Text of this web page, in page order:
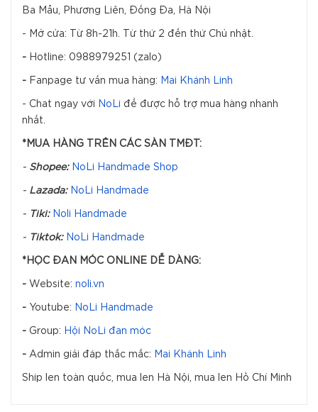
Ba Mẫu, Phương Liên, Đống Đa, Hà Nội
- Mở cửa: Từ 8h-21h. Từ thứ 2 đến thứ Chủ nhật.
- Hotline: 0988979251 (zalo)
- Fanpage tư vấn mua hàng: Mai Khánh Linh
- Chat ngay với NoLi
để được hỗ trợ mua hàng nhanh
nhất.
*MUA HÀNG TRÊN CÁC SÀN TMĐT:
- Shopee: NoLi Handmade Shop
- Lazada: NoLi Handmade
- Tiki: Noli Handmade
- Tiktok: NoLi Handmade
*HỌC ĐAN MÓC ONLINE DỄ DÀNG:
- Website: noli.vn
- Youtube: NoLi Handmade
- Group: Hội NoLi đan móc
- Admin giải đáp thắc mắc: Mai Khánh Linh
Ship len toàn quốc, mua len Hà Nội, mua len Hồ Chí Minh